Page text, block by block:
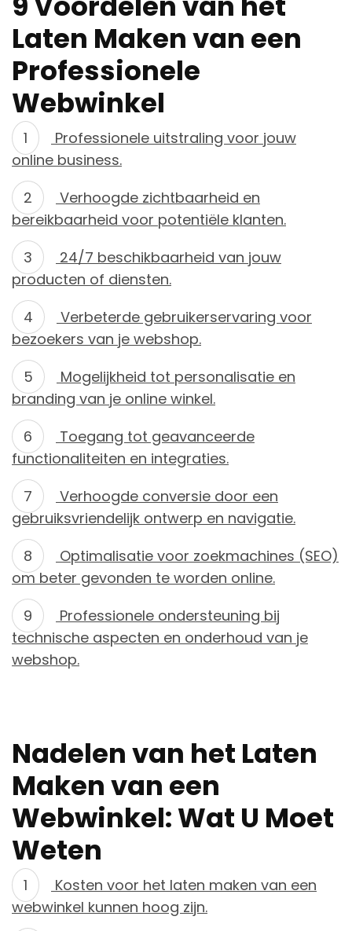
Laten Maken van een
Professionele
Webwinkel
Professionele uitstraling voor jouw
online business.
Verhoogde zichtbaarheid en
bereikbaarheid voor potentiële klanten.
24/7 beschikbaarheid van jouw
producten of diensten.
Verbeterde gebruikerservaring voor
bezoekers van je webshop.
Mogelijkheid tot personalisatie en
branding van je online winkel.
Toegang tot geavanceerde
functionaliteiten en integraties.
Verhoogde conversie door een
gebruiksvriendelijk ontwerp en navigatie.
Optimalisatie voor zoekmachines (SEO)
om beter gevonden te worden online.
Professionele ondersteuning bij
technische aspecten en onderhoud van je
webshop.
Nadelen van het Laten
Maken van een
Webwinkel: Wat U Moet
Weten
Kosten voor het laten maken van een
webwinkel kunnen hoog zijn.